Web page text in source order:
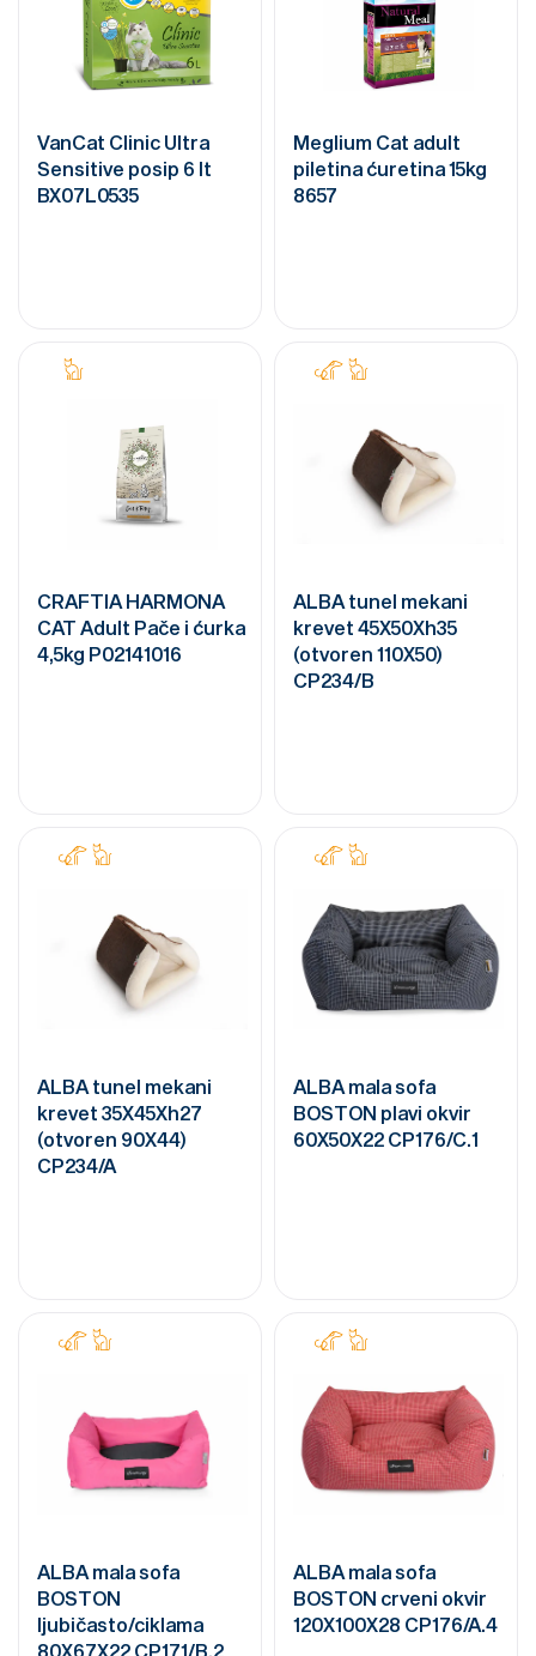
VanCat Clinic Ultra
Sensitive posip 6 lt
BX07L0535
Meglium Cat adult
piletina ćuretina 15kg
8657
CRAFTIA HARMONA
CAT Adult Pače i ćurka
4,5kg P02141016
ALBA tunel mekani
krevet 45X50Xh35
(otvoren 110X50)
CP234/B
ALBA tunel mekani
krevet 35X45Xh27
(otvoren 90X44)
CP234/A
ALBA mala sofa
BOSTON plavi okvir
60X50X22 CP176/C.1
ALBA mala sofa
BOSTON
ljubičasto/ciklama
80X67X22 CP171/B.2
ALBA mala sofa
BOSTON crveni okvir
120X100X28 CP176/A.4